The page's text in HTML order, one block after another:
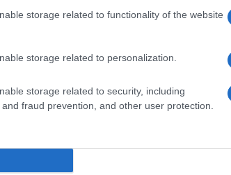
storage related to functionality of the website
storage related to personalization.
storage related to security, including
fraud prevention, and other user protection.